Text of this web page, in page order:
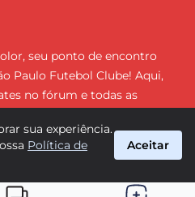
seu ponto de encontro
Paulo Futebol Clube! Aqui,
no fórum e todas as
apaixonada pelo
#1Soberano
sua experiência.
Política de
Aceitar